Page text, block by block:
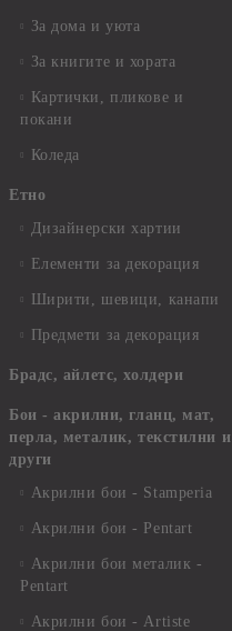
За дома и уюта
За книгите и хората
Картички, пликове и
покани
Коледа
Етно
Дизайнерски хартии
Елементи за декорация
Ширити, шевици, канапи
Предмети за декорация
Брадс, айлетс, холдери
Бои - акрилни, гланц, мат,
перла, металик, текстилни и
други
Акрилни бои - Stamperia
Акрилни бои - Pentart
Акрилни бои металик -
Pentart
Акрилни бои - Artiste